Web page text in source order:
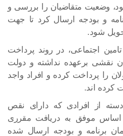
وضعیت متقاضیان را بررسی و
و بودجه ارسال کرد تا جهت
شود.
اجتماعی، در روند پرداخت
نقشی برعهده نداشته و دولت
مشمولان را پرداخت کرده و افراد واجد
کرده اند.
از افرادی که دارای نقص
اساس موفق به دریافت مقرری
برنامه و بودجه ارسال شده